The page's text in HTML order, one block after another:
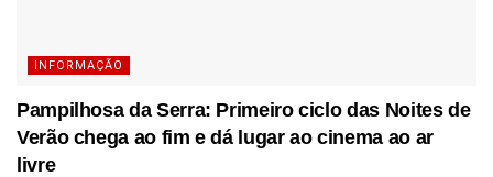
INFORMAÇÃO
Pampilhosa da Serra: Primeiro ciclo das Noites de
Verão chega ao fim e dá lugar ao cinema ao ar
livre